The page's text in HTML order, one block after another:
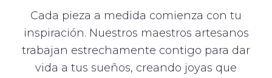
Cada pieza a medida comienza con tu
inspiración. Nuestros maestros artesanos
trabajan estrechamente contigo para dar
vida a tus sueños, creando joyas que